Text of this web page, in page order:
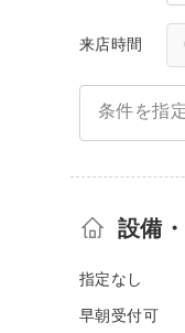
来店時間
条件を指
設備
指定なし
早朝受付可